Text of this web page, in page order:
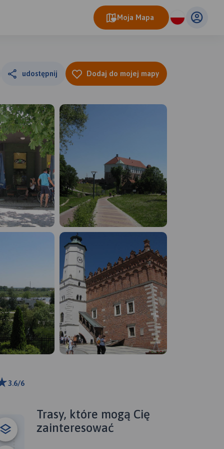
Moja Mapa
udostępnij Dodaj do mojej mapy
3.6/6
Trasy, które mogą Cię
zainteresować